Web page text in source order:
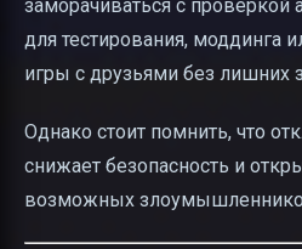
заморачиваться с проверкой
для тестирования, моддинга
игры с друзьями без лишних
Однако стоит помнить, что
снижает безопасность и
возможных